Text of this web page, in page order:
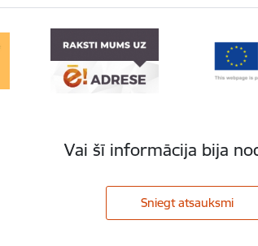
Vai šī informācija bija
Sniegt atsauksmi